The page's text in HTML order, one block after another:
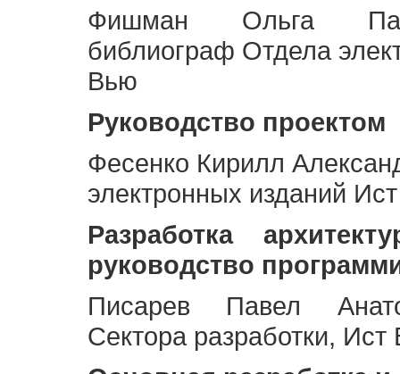
Фишман Ольга
библиограф Отдела
Вью
Руководство проектом
Фесенко Кирилл
электронных изданий
Разработка
руководство
Писарев Павел
Сектора разработки,